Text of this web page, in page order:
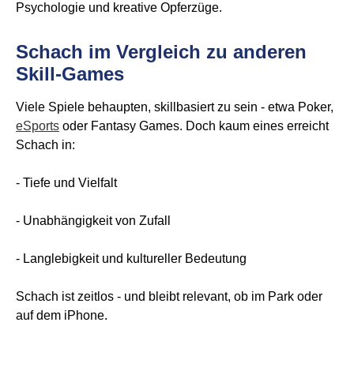
Psychologie und kreative Opferzüge.
Schach im Vergleich zu anderen
Skill-Games
Viele Spiele behaupten, skillbasiert zu sein - etwa Poker,
eSports oder Fantasy Games. Doch kaum eines erreicht
Schach in:
- Tiefe und Vielfalt
- Unabhängigkeit von Zufall
- Langlebigkeit und kultureller Bedeutung
Schach ist zeitlos - und bleibt relevant, ob im Park oder
auf dem iPhone.